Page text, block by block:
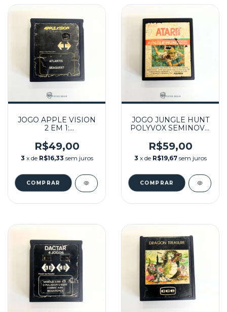
JOGO APPLE VISION
2 EM 1:
SEMINOVO - ATARI
R$49,00
3 x de R$16,33 sem juros
JOGO JUNGLE HUNT
POLYVOX SEMINOVO
R$59,00
3 x de R$19,67 sem juros